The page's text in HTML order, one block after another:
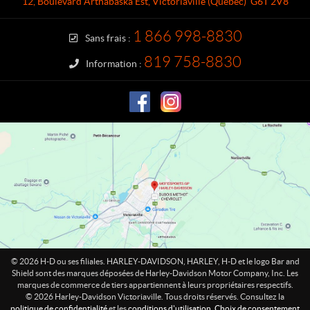
c
y
s
o
n
c
r
Sans frais : 1 866 998-8830
Information : 819 758-8830
© 2026 H-D ou ses filiales. HARLEY-DAVIDSON, HARLEY, H-D et le logo Bar and
Shield sont des marques déposées de Harley-Davidson Motor Company, Inc. Les
marques de commerce de tiers appartiennent à leurs propriétaires respectifs.
© 2026 Harley-Davidson Victoriaville. Tous droits réservés. Consultez la
politique de confidentialitéet lesconditions d'utilisation Choix de consentement